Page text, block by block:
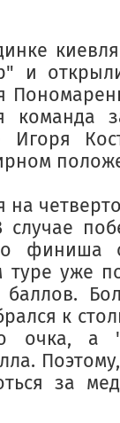
и
команда
финиша
туре уже
к
очка, а
за